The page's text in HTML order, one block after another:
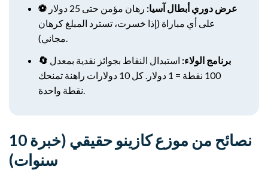
⚽ عرض دوري أبطال آسيا:
رهان مؤمن حتى 25 دولار
على أي مباراة (إذا خسرت، تسترد المبلغ كرهان
🔄 برنامج الولاء: استبدال النقاط بجوائز نقدية بمعدل
100 نقطة = 1 دولار. كل 10 دولارات راهنة تمنحك
نصائح من موزع كازينو حقيقي (خبرة 10
سنوات)